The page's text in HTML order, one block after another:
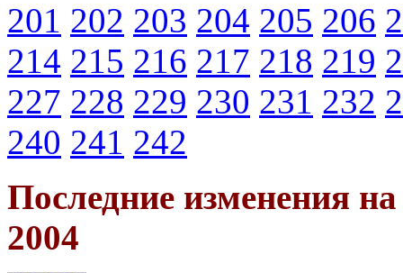
201 202 203 204 205 206
214 215 216 217 218 219
227 228 229 230 231 232
240 241 242
Последние изменения
2004